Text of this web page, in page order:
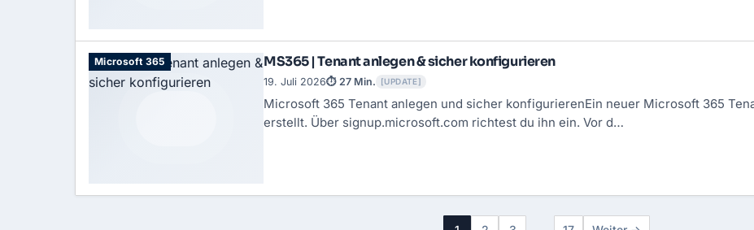
Microsoft 365 MS365 | Tenant anlegen & sicher konfigurieren
Microsoft 365 Tenant anlegen und sicher konfigurierenEin neuer Microsoft 365
erstellt. Über signup.microsoft.com richtest du ihn ein. Vor d…
19. Juli 2026⏱ 27 Min. [UPDATE]